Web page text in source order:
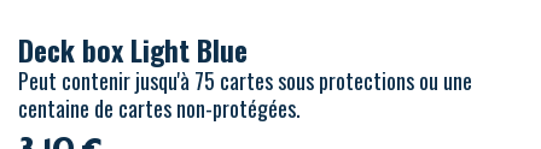
Deck box Light Blue
Peut contenir jusqu'à 75 cartes sous protections ou une
centaine de cartes non-protégées.